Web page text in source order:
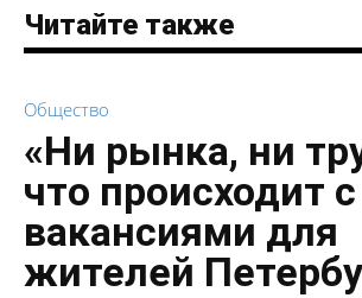
Читайте также
Общество
«Ни рынка, ни
что происходит с
вакансиями для
жителей